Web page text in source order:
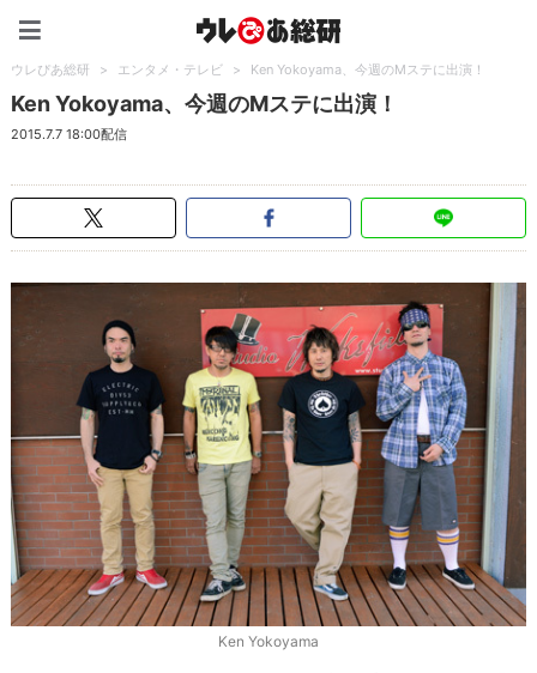
ウレぴあ総研 > エンタメ・テレビ > Ken Yokoyama、今週のMステに出演！
Ken Yokoyama、今週のMステに出演！
2015.7.7 18:00配信
Ken Yokoyama